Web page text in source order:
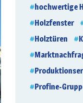
hochwertige
Holzfenster
Holztüren
Profine-